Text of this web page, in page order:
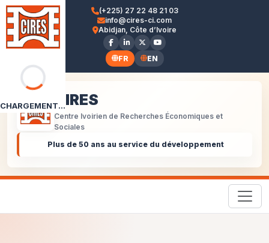
CHARGEMENT...
(+225) 27 22 48 21 03
info@cires-ci.com
Abidjan, Côte d’Ivoire
FR EN
CIRES
Centre Ivoirien de Recherches Économiques et
Sociales
Plus de 50 ans au service du développement